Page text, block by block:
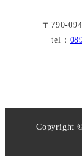
〒790-
tel：
Copyright